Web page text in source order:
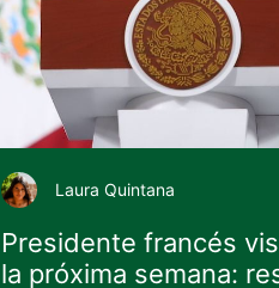
Laura Quintana
Presidente francés
la próxima semana: